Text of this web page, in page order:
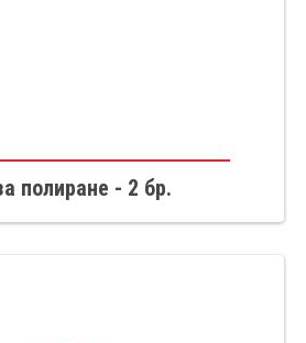
полиране - 2 бр.